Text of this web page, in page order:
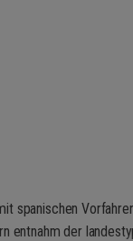
spanischen
entnahm der